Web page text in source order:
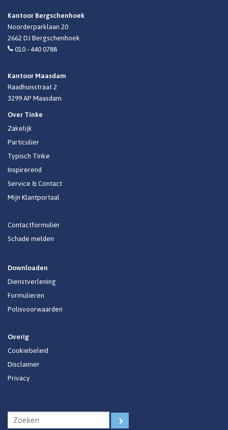
Kantoor Bergschenhoek
Noorderparklaan 20
2662 DJ Bergschenhoek
010 - 440 0788
Kantoor Maasdam
Raadhuisstraat 2
3299 AP Maasdam
Over Tinke
Zakelijk
Particulier
Typisch Tinke
Inspirerend
Service & Contact
Mijn Klantportaal
Contactformulier
Schade melden
Downloaden
Dienstverlening
Formulieren
Polisvoorwaarden
Overig
Cookiebeleid
Disclaimer
Privacy